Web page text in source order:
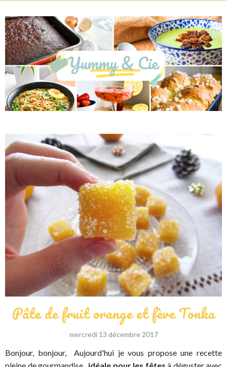
Pâte de fruit orange et fève Tonka
mercredi 13 décembre 2017
Bonjour, bonjour, Aujourd'hui je vous propose une recette